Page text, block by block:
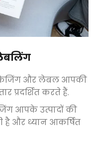
और लेबल आपकी
प्रदर्शित करते हैं.
आपके उत्पादों की
है और ध्यान आकर्षित